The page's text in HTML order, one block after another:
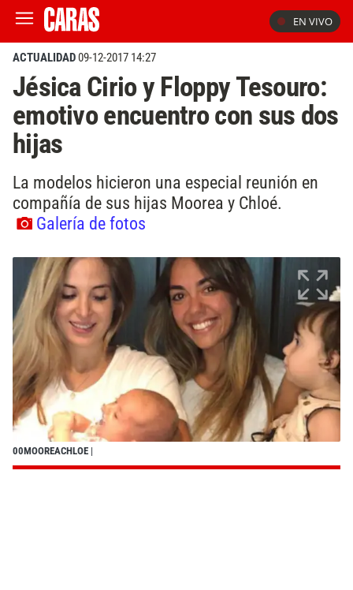
EN VIVO
ACTUALIDAD09-12-2017 14:27
Jésica Cirio y Floppy Tesouro:
emotivo encuentro con sus dos
hijas
La modelos hicieron una especial reunión en
compañía de sus hijas Moorea y Chloé.
Galería de fotos
00MOOREACHLOE |